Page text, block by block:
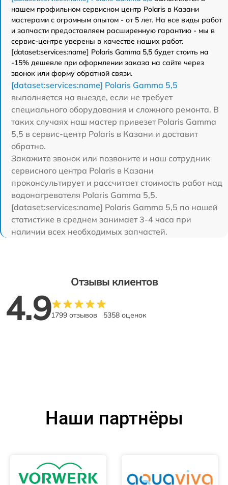
нашем профильном сервисном центр Polaris в Казани
мастерами с огромным опытом - от 5 лет. На все виды работ
и запчасти предоставляем расширенную гарантию - мы в
сервис-центре уверены в качестве наших работ.
[dataset:services:name] Polaris Gamma 5,5 будет стоить на
-15% дешевле при оформлении заказа на сайте через
звонок или форму обратной связи.
[dataset:services:name] Polaris Gamma 5,5
выполняется на выезде, если не требует
специального оборудования и сложного ремонта. В
таких случаях наш мастер привезет Polaris Gamma
5,5 в сервис-центр Polaris в Казани и доставит
обратно.
Закажите звонок или позвоните и наш сотрудник
сервисного центра Polaris в Казани
проконсультирует и рассчитает стоимость работ над
водонагревателя Polaris Gamma 5,5.
[dataset:services:name] Polaris Gamma 5,5 по нашей
статистике в среднем занимает 3-4 часа при
наличии всех необходимых запчастей.
Отзывы клиентов
4.91799 отзывов 5358 оценок
Наши партнёры